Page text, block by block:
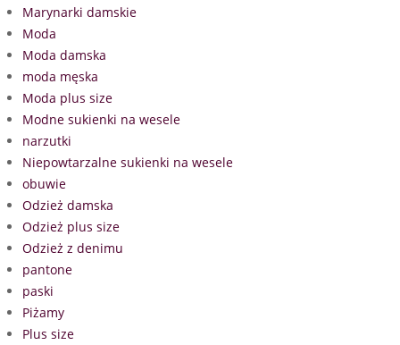
Marynarki damskie
Moda
Moda damska
moda męska
Moda plus size
Modne sukienki na wesele
narzutki
Niepowtarzalne sukienki na wesele
obuwie
Odzież damska
Odzież plus size
Odzież z denimu
pantone
paski
Piżamy
Plus size